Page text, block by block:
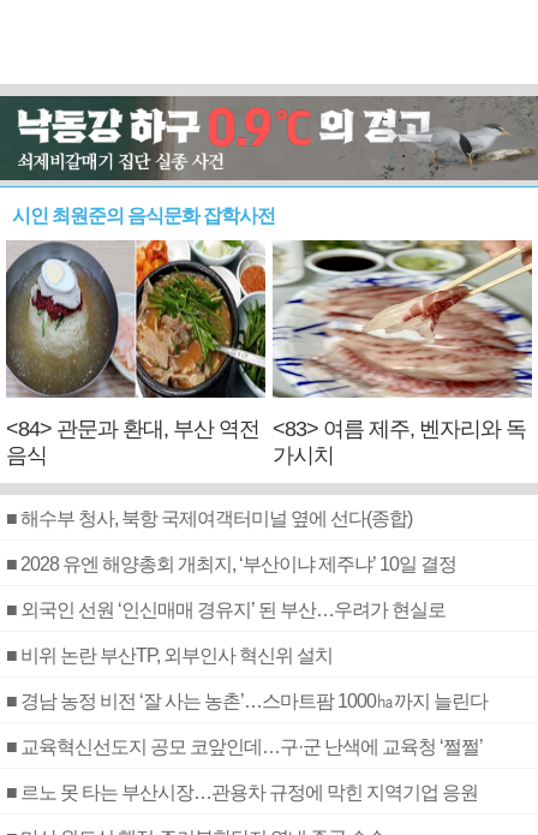
시인 최원준의 음식문화 잡학사전
<84> 관문과 환대, 부산 역전
음식
<83> 여름 제주, 벤자리와 독
가시치
■ 해수부 청사, 북항 국제여객터미널 옆에 선다(종합)
■ 2028 유엔 해양총회 개최지, ‘부산이냐 제주냐’ 10일 결정
■ 외국인 선원 ‘인신매매 경유지’ 된 부산…우려가 현실로
■ 비위 논란 부산TP, 외부인사 혁신위 설치
■ 경남 농정 비전 ‘잘 사는 농촌’…스마트팜 1000㏊까지 늘린다
■ 교육혁신선도지 공모 코앞인데…구·군 난색에 교육청 ‘쩔쩔’
■ 르노 못 타는 부산시장…관용차 규정에 막힌 지역기업 응원